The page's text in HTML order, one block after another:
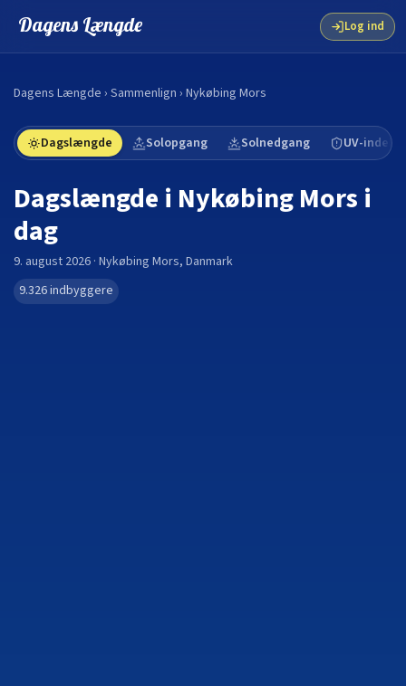
Dagens Længde Log ind
Dagens Længde › Sammenlign › Nykøbing Mors
Dagslængde Solopgang Solnedgang UV-indeks
Dagslængde i Nykøbing Mors i
dag
9. august 2026 · Nykøbing Mors, Danmark
9.326indbyggere